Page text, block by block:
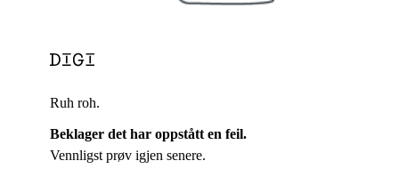
Ruh roh.
Beklager det har oppstått en feil.
Vennligst prøv igjen senere.